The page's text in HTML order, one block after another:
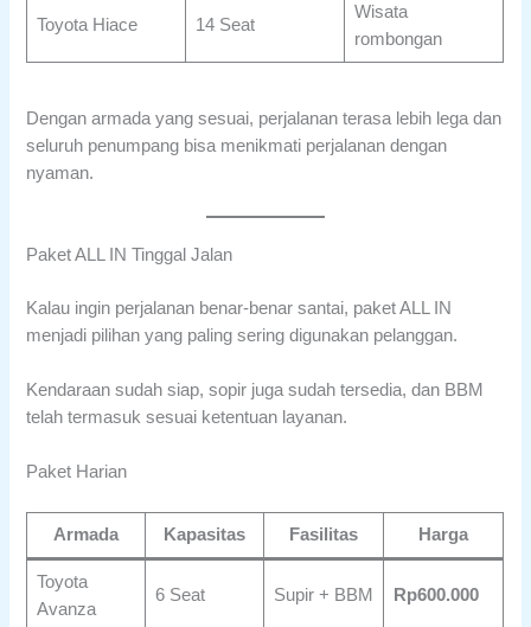
Toyota Hiace 14 Seat
Wisata
rombongan
Dengan armada yang sesuai, perjalanan terasa lebih lega dan
seluruh penumpang bisa menikmati perjalanan dengan
nyaman.
Paket ALL IN Tinggal Jalan
Kalau ingin perjalanan benar-benar santai, paket ALL IN
menjadi pilihan yang paling sering digunakan pelanggan.
Kendaraan sudah siap, sopir juga sudah tersedia, dan BBM
telah termasuk sesuai ketentuan layanan.
Paket Harian
Armada Kapasitas Fasilitas Harga
Toyota
Avanza
6 Seat Supir + BBM Rp600.000